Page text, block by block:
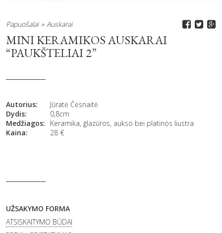
Papuošalai Auskarai
MINI KERAMIKOS AUSKARAI
“PAUKŠTELIAI 2”
Autorius:
Jūratė Čėsnaitė
Dydis:
0,8cm
Medžiagos:
Keramika, glazūros, aukso bei platinos liustra
Kaina:
28 €
UŽSAKYMO FORMA
ATSISKAITYMO BŪDAI